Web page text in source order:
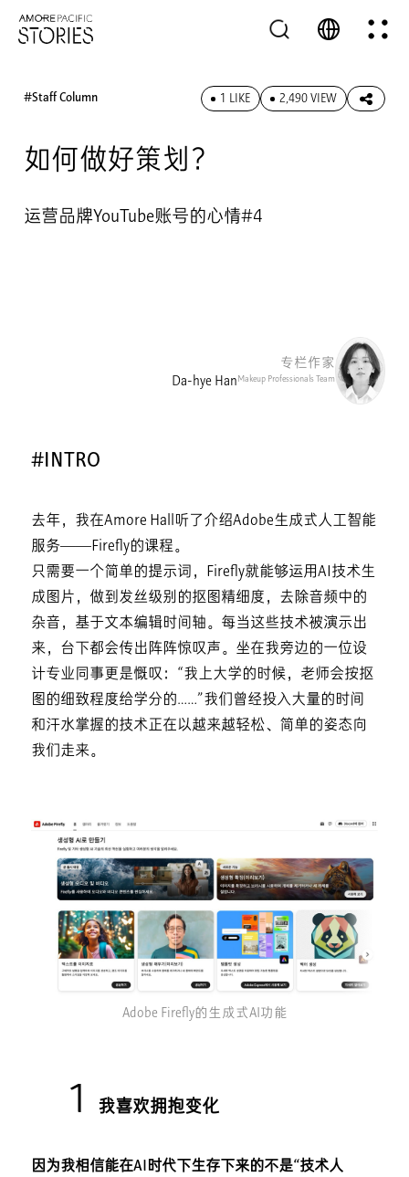
#Staff Column 1 LIKE 2,490 VIEW
如何做好策划？
运营品牌YouTube账号的心情#4
专栏作家
Da-hye HanMakeup Professionals Team
#INTRO
去年，我在Amore Hall听了介绍Adobe生成式人工智能
服务——Firefly的课程。
只需要一个简单的提示词，Firefly就能够运用AI技术生
成图片，做到发丝级别的抠图精细度，去除音频中的
杂音，基于文本编辑时间轴。每当这些技术被演示出
来，台下都会传出阵阵惊叹声。坐在我旁边的一位设
计专业同事更是慨叹：“我上大学的时候，老师会按抠
图的细致程度给学分的……”我们曾经投入大量的时间
和汗水掌握的技术正在以越来越轻松、简单的姿态向
我们走来。
Adobe Firefly的生成式AI功能
1 我喜欢拥抱变化
因为我相信能在AI时代下生存下来的不是“技术人